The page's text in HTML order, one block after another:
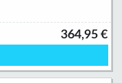
364,95 €